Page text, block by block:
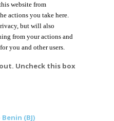
website from
actions you take here.
but will also
from your actions and
you and other users.
Uncheck this box
(BJ)